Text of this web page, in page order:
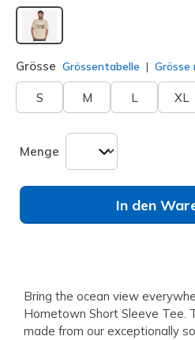
ausgewählt
Grösse Grössentabelle Grösse
S M L XL
Menge
In den
Bring the ocean view
Hometown Short Sleeve Tee.
made from our exceptionally